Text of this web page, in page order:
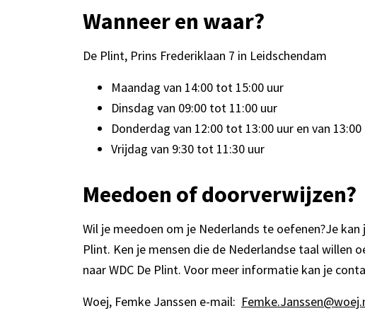
Wanneer en waar?
De Plint, Prins Frederiklaan 7 in Leidschendam
Maandag van 14:00 tot 15:00 uur
Dinsdag van 09:00 tot 11:00 uur
Donderdag van 12:00 tot 13:00 uur en van
Vrijdag van 9:30 tot 11:30 uur
Meedoen of doorverwijzen?
Wil je meedoen om je Nederlands te oefenen?Je kan
Plint. Ken je mensen die de Nederlandse taal willen
naar WDC De Plint. Voor meer informatie kan je
Woej, Femke Janssen e-mail: